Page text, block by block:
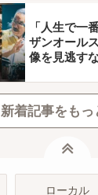
「人生で
ザンオール
像を見逃すな
新着記事をもっ
ローカル